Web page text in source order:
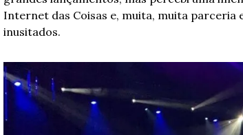
Internet das Coisas e, muita, muita
inusitados.